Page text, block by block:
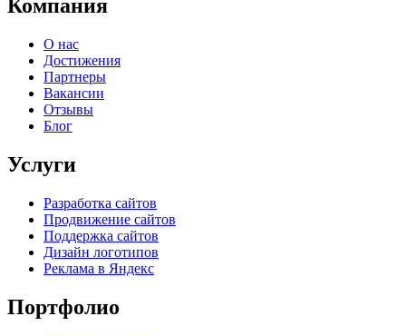
Компания
О нас
Достижения
Партнеры
Вакансии
Отзывы
Блог
Услуги
Разработка сайтов
Продвижение сайтов
Поддержка сайтов
Дизайн логотипов
Реклама в Яндекс
Портфолио